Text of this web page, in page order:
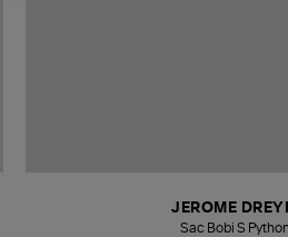
JEROME
Sac Bobi S